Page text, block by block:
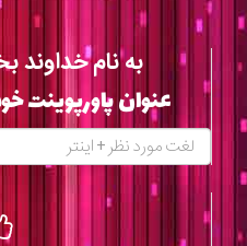
به نام خداوند
عنوان پاورپوینت